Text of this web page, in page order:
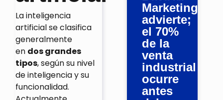
La inteligencia
artificial se clasifica
generalmente
en dos grandes
tipos, según su nivel
de inteligencia y su
funcionalidad.
Marketing
advierte;
el 70%
de la
venta
industrial
ocurre
antes